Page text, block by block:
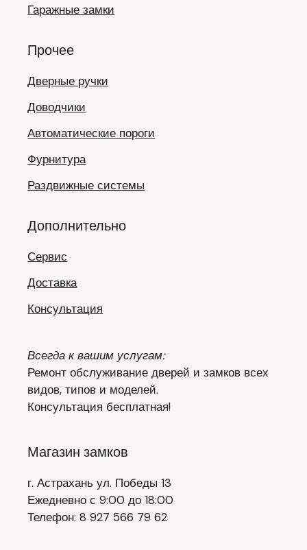
Гаражные замки
Прочее
Дверные ручки
Доводчики
Автоматические пороги
Фурнитура
Раздвижные системы
Дополнительно
Сервис
Доставка
Консультация
Всегда к вашим услугам:
Ремонт обслуживание дверей и замков всех
видов, типов и моделей.
Консультация бесплатная!
Магазин замков
г. Астрахань ул. Победы 13
Ежедневно с 9:00 до 18:00
Телефон: 8 927 566 79 62